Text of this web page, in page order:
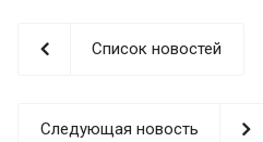
Список новостей
Следующая новость